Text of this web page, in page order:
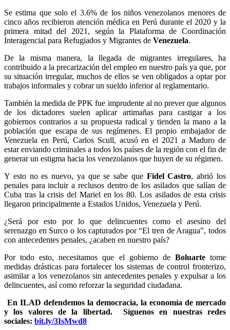
Se estima que solo el 3.6% de los niños venezolanos menores de
cinco años recibieron atención médica en Perú durante el 2020 y la
primera mitad del 2021, según la Plataforma de Coordinación
Interagencial para Refugiados y Migrantes de Venezuela.
De la misma manera, la llegada de migrantes irregulares, ha
contribuido a la precarización del empleo en nuestro país ya que, por
su situación irregular, muchos de ellos se ven obligados a optar por
trabajos informales y cobrar un sueldo inferior al reglamentario.
También la medida de PPK fue imprudente al no prever que algunos
de los dictadores suelen aplicar artimañas para castigar a los
gobiernos contrarios a su propuesta radical y tienden la mano a la
población que escapa de sus regímenes. El propio embajador de
Venezuela en Perú, Carlos Scull, acusó en el 2021 a Maduro de
estar enviando criminales a todos los países de la región con el fin de
generar un estigma hacia los venezolanos que huyen de su régimen.
Y esto no es nuevo, ya que se sabe que Fidel Castro, abrió los
penales para incluir a reclusos dentro de los asilados que salían de
Cuba tras la crisis del Mariel en los 80. Los asilados de esta crisis
llegaron principalmente a Estados Unidos, Venezuela y Perú.
¿Será por esto por lo que delincuentes como el asesino del
serenazgo en Surco o los capturados por “El tren de Aragua”, todos
con antecedentes penales, ¿acaben en nuestro país?
Por todo esto, necesitamos que el gobierno deBoluartetome
medidas drásticas para fortalecer los sistemas de control fronterizo,
asimilar a los venezolanos sin antecedentes penales y expulsar a los
delincuentes, así como reforzar la seguridad ciudadana.
En ILAD defendemos la democracia, la economía de mercado
y los valores de la libertad.
Síguenos en nuestras redes
sociales: bit.ly/3IsMwd8